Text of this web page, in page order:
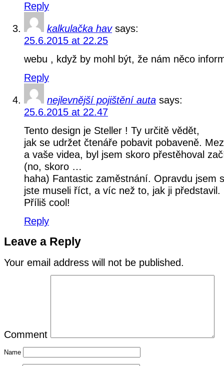
Reply
kalkulačka hav says:
25.6.2015 at 22.25
webu , když by mohl být, že nám něco
Reply
nejlevnější pojištění auta says:
25.6.2015 at 22.47
Tento design je Steller ! Ty určitě vědět,
jak se udržet čtenáře pobavit pobaveně.
a vaše videa, byl jsem skoro přestěhoval
(no, skoro …
haha) Fantastic zaměstnání. Opravdu jsem
jste museli říct, a víc než to, jak ji představil.
Příliš cool!
Reply
Leave a Reply
Your email address will not be published.
Comment
Name